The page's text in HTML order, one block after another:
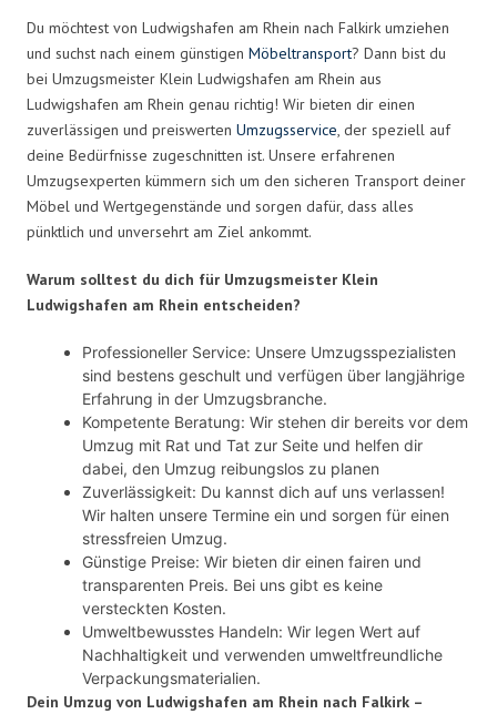
Du möchtest von Ludwigshafen am Rhein nach Falkirk umziehen
und suchst nach einem günstigen Möbeltransport? Dann bist du
bei Umzugsmeister Klein Ludwigshafen am Rhein aus
Ludwigshafen am Rhein genau richtig! Wir bieten dir einen
zuverlässigen und preiswerten Umzugsservice, der speziell auf
deine Bedürfnisse zugeschnitten ist. Unsere erfahrenen
Umzugsexperten kümmern sich um den sicheren Transport deiner
Möbel und Wertgegenstände und sorgen dafür, dass alles
pünktlich und unversehrt am Ziel ankommt.
Warum solltest du dich für Umzugsmeister Klein
Ludwigshafen am Rhein entscheiden?
Professioneller Service: Unsere Umzugsspezialisten
sind bestens geschult und verfügen über langjährige
Erfahrung in der Umzugsbranche.
Kompetente Beratung: Wir stehen dir bereits vor dem
Umzug mit Rat und Tat zur Seite und helfen dir
dabei, den Umzug reibungslos zu planen
Zuverlässigkeit: Du kannst dich auf uns verlassen!
Wir halten unsere Termine ein und sorgen für einen
stressfreien Umzug.
Günstige Preise: Wir bieten dir einen fairen und
transparenten Preis. Bei uns gibt es keine
versteckten Kosten.
Umweltbewusstes Handeln: Wir legen Wert auf
Nachhaltigkeit und verwenden umweltfreundliche
Verpackungsmaterialien.
Dein Umzug von Ludwigshafen am Rhein nach Falkirk –